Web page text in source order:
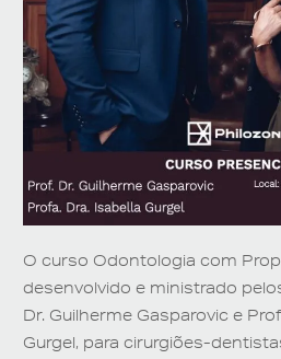
O curso Odontologia com
desenvolvido e ministrado
Dr. Guilherme Gasparovic e
Gurgel, para cirurgiões-